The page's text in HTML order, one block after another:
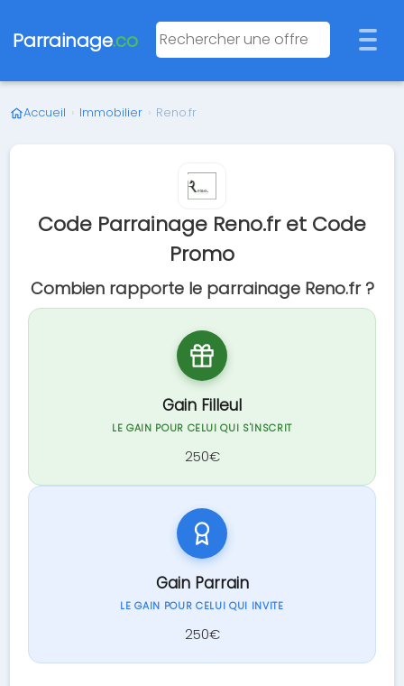
Parrainage.co
Accueil › Immobilier › Reno.fr
Code Parrainage Reno.fr et Code
Promo
Combien rapporte le parrainage Reno.fr ?
Gain Filleul
LE GAIN POUR CELUI QUI S'INSCRIT
250€
Gain Parrain
LE GAIN POUR CELUI QUI INVITE
250€